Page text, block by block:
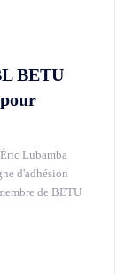
BETU
Lubamba
d'adhésion
de BETU